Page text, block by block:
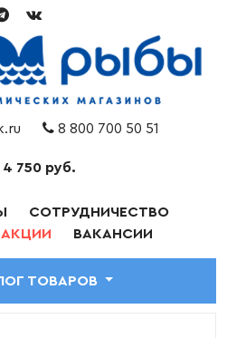
8 800 700 50 51
4 750 руб.
СОТРУДНИЧЕСТВО
АКЦИИ ВАКАНСИИ
ТОВАРОВ